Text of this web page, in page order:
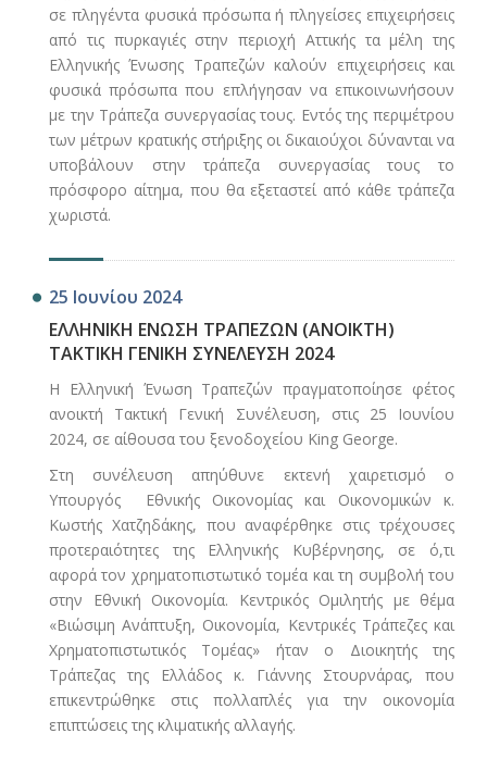
σε πληγέντα φυσικά πρόσωπα ή πληγείσες επιχειρήσεις
από τις πυρκαγιές στην περιοχή Αττικής τα μέλη της
Ελληνικής Ένωσης Τραπεζών καλούν επιχειρήσεις και
φυσικά πρόσωπα που επλήγησαν να επικοινωνήσουν
με την Τράπεζα συνεργασίας τους. Εντός της περιμέτρου
των μέτρων κρατικής στήριξης οι δικαιούχοι δύνανται να
υποβάλουν στην τράπεζα συνεργασίας τους το
πρόσφορο αίτημα, που θα εξεταστεί από κάθε τράπεζα
χωριστά.
25 Ιουνίου 2024
ΕΛΛΗΝΙΚΗ ΕΝΩΣΗ ΤΡΑΠΕΖΩΝ (ΑΝΟΙΚΤΗ)
ΤΑΚΤΙΚΗ ΓΕΝΙΚΗ ΣΥΝΕΛΕΥΣΗ 2024
Η Ελληνική Ένωση Τραπεζών πραγματοποίησε φέτος
ανοικτή Τακτική Γενική Συνέλευση, στις 25 Ιουνίου
2024, σε αίθουσα του ξενοδοχείου King George.
Στη συνέλευση απηύθυνε εκτενή χαιρετισμό ο
Υπουργός Εθνικής Οικονομίας και Οικονομικών κ.
Κωστής Χατζηδάκης, που αναφέρθηκε στις τρέχουσες
προτεραιότητες της Ελληνικής Κυβέρνησης, σε ό,τι
αφορά τον χρηματοπιστωτικό τομέα και τη συμβολή του
στην Εθνική Οικονομία. Κεντρικός Ομιλητής με θέμα
«Βιώσιμη Ανάπτυξη, Οικονομία, Κεντρικές Τράπεζες και
Χρηματοπιστωτικός Τομέας» ήταν ο Διοικητής της
Τράπεζας της Ελλάδος κ. Γιάννης Στουρνάρας, που
επικεντρώθηκε στις πολλαπλές για την οικονομία
επιπτώσεις της κλιματικής αλλαγής.